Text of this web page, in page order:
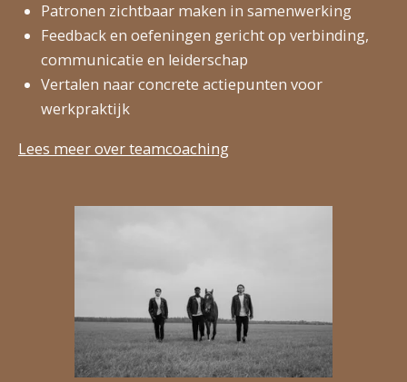
Patronen zichtbaar maken in samenwerking
Feedback en oefeningen gericht op verbinding,
communicatie en leiderschap
Vertalen naar concrete actiepunten voor
werkpraktijk
Lees meer over teamcoaching